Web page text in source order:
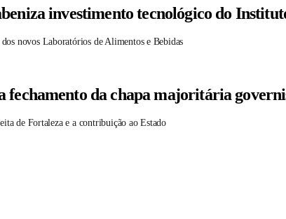
investimento tecnológico do
novos Laboratórios de Alimentos e Bebidas
fechamento da chapa majoritária
de Fortaleza e a contribuição ao Estado